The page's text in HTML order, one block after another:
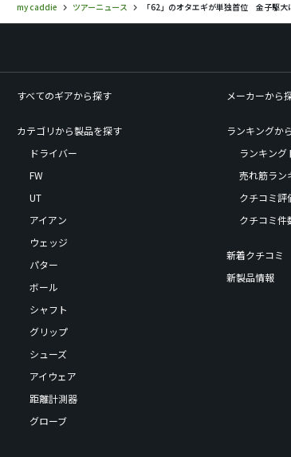
my caddie ツアーニュース 「62」のオタエギが単独首位 金子駆大
すべてのギアから探す
カテゴリから製品を探す
ドライバー
FW
UT
アイアン
ウェッジ
パター
ボール
シャフト
グリップ
シューズ
アイウェア
距離計測器
グローブ
メーカーから
ランキングか
ランキング
売れ筋ラン
クチコミ評
クチコミ件
新着クチコミ
新製品情報